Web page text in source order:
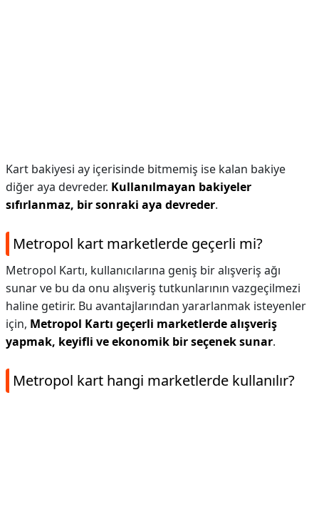
Kart bakiyesi ay içerisinde bitmemiş ise kalan bakiye
diğer aya devreder. Kullanılmayan bakiyeler
sıfırlanmaz, bir sonraki aya devreder.
Metropol kart marketlerde geçerli mi?
Metropol Kartı, kullanıcılarına geniş bir alışveriş ağı
sunar ve bu da onu alışveriş tutkunlarının vazgeçilmezi
haline getirir. Bu avantajlarından yararlanmak isteyenler
için, Metropol Kartı geçerli marketlerde alışveriş
yapmak, keyifli ve ekonomik bir seçenek sunar.
Metropol kart hangi marketlerde kullanılır?